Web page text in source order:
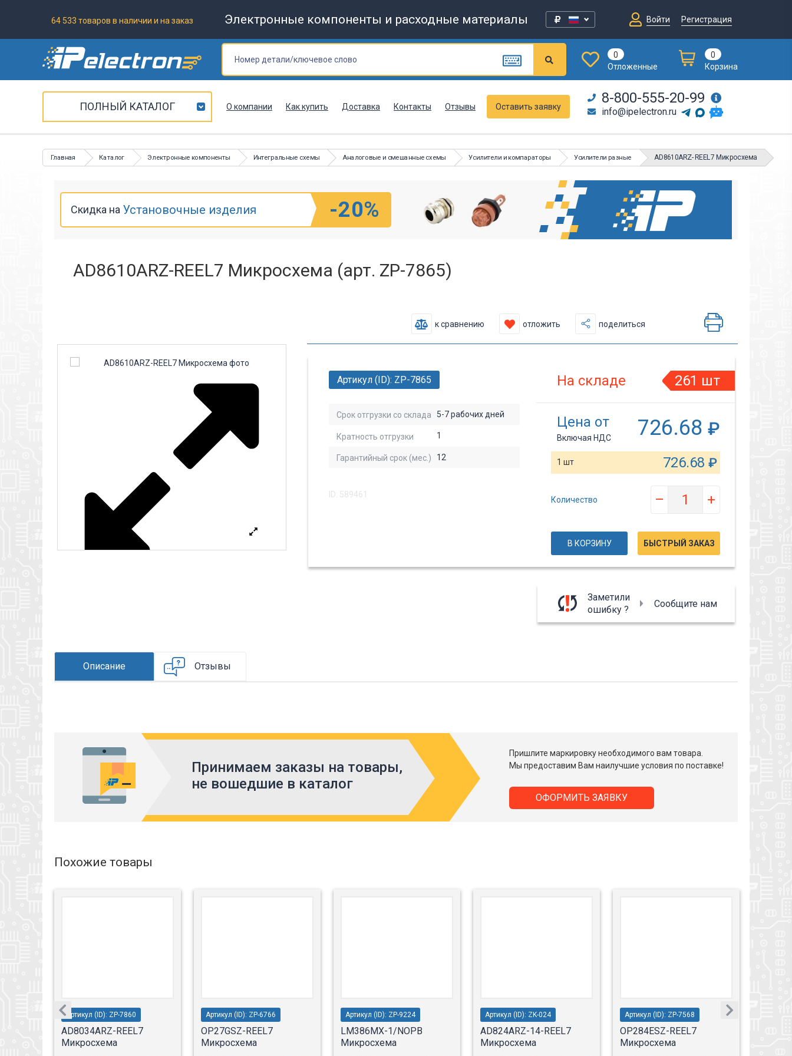
64 533 товаров в наличии и на заказ Электронные компоненты и расходные материалы Войти Регистрация
0
Отложенные
0
Корзина
ПОЛНЫЙ КАТАЛОГ О компании Как купить Доставка Контакты Отзывы Оставить заявку
8-800-555-20-99
info@ipelectron.ru
Главная Каталог Электронные компоненты Интегральные схемы Аналоговые и смешанные схемы Усилители и компараторы Усилители разные AD8610ARZ-REEL7 Микросхема
Скидка на Установочные изделия -20%
AD8610ARZ-REEL7 Микросхема (арт. ZP-7865)
к сравнению отложить поделиться
Артикул (ID): ZP-7865
Срок отгрузки со склада 5-7 рабочих дней
Кратность отгрузки 1
Гарантийный срок (мес.) 12
ID: 589461
На складе 261 шт
Цена от
Включая НДС 726.68 ₽
1 шт 726.68 ₽
Количество – +
В КОРЗИНУ БЫСТРЫЙ ЗАКАЗ
Заметили
ошибку ?
Сообщите нам
Описание Отзывы
Принимаем заказы на товары,
не вошедшие в каталог
Пришлите маркировку необходимого вам товара.
Мы предоставим Вам наилучшие условия по поставке!
ОФОРМИТЬ ЗАЯВКУ
Похожие товары
Артикул (ID): ZP-7860
AD8034ARZ-REEL7
Микросхема
Артикул (ID): ZP-6766
OP27GSZ-REEL7
Микросхема
Артикул (ID): ZP-9224
LM386MX-1/NOPB
Микросхема
Артикул (ID): ZK-024
AD824ARZ-14-REEL7
Микросхема
Артикул (ID): ZP-7568
OP284ESZ-REEL7
Микросхема